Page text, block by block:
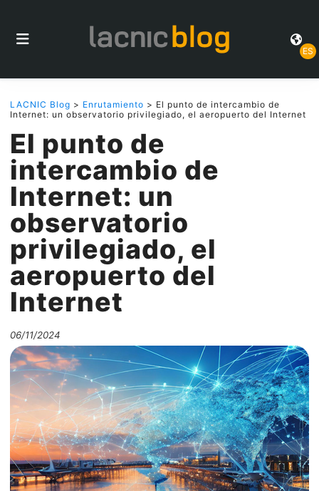
ES
LACNIC Blog > Enrutamiento > El punto de intercambio de
Internet: un observatorio privilegiado, el aeropuerto del Internet
El punto de
intercambio de
Internet: un
observatorio
privilegiado, el
aeropuerto del
Internet
06/11/2024